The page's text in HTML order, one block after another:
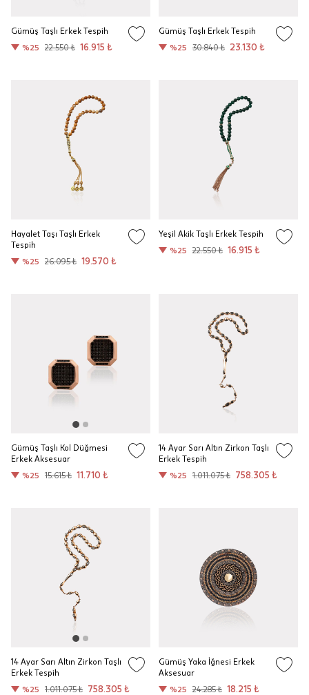
Gümüş Taşlı Erkek Tespih
%25
22.550 ₺ 16.915 ₺
Gümüş Taşlı Erkek Tespih
%25
30.840 ₺ 23.130 ₺
Hayalet Taşı Taşlı Erkek
Tespih
%25
26.095 ₺ 19.570 ₺
Yeşil Akik Taşlı Erkek Tespih
%25
22.550 ₺ 16.915 ₺
Gümüş Taşlı Kol Düğmesi
Erkek Aksesuar
%25
15.615 ₺ 11.710 ₺
14 Ayar Sarı Altın Zirkon Taşlı
Erkek Tespih
%25
1.011.075 ₺ 758.305 ₺
14 Ayar Sarı Altın Zirkon Taşlı
Erkek Tespih
%25
1.011.075 ₺ 758.305 ₺
Gümüş Yaka İğnesi Erkek
Aksesuar
%25
24.285 ₺ 18.215 ₺